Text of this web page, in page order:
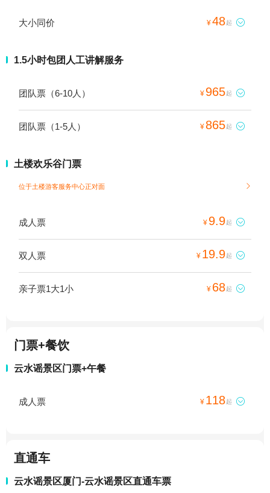
大小同价 ¥48起 
1.5小时包团人工讲解服务
团队票（6-10人） ¥ 965起 
团队票（1-5人） ¥ 865起 
土楼欢乐谷门票
位于土楼游客服务中心正对面 
成人票 ¥ 9.9起 
双人票 ¥ 19.9起 
亲子票1大1小 ¥ 68起 
门票+餐饮
云水谣景区门票+午餐
成人票 ¥ 118起 
直通车
云水谣景区厦门-云水谣景区直通车票